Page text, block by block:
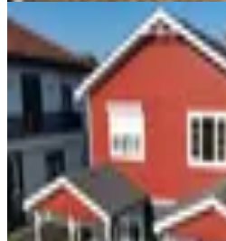
YENİ
Silivri Klassis
3+1 Ahşap
Silivri, Mimar Sinan
3+1· 130 m²·
11.500.000 ₺
RA gayrimenkul Yasin Astan